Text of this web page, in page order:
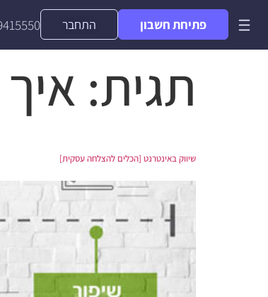
התחבר פתיחת חשבון
תגית:
שיווק באינטרנט [הכלים להצלחה עסקית]